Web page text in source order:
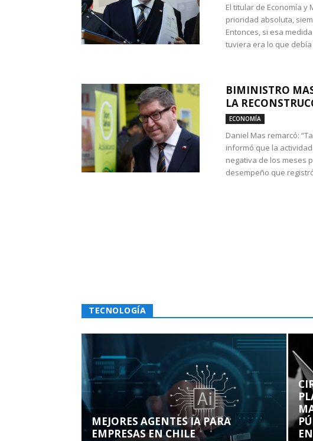
El titular de Economía y
prioridad absoluta,
Entonces, si esa
tuviera era lo que debía
BIMINISTRO
LA
ECONOMÍA
Daniel Mas remarcó:
informó que la
negativa de los meses
desempeño que
TECNOLOGÍA
MEJORES AGENTES IA PARA
EMPRESAS EN CHILE